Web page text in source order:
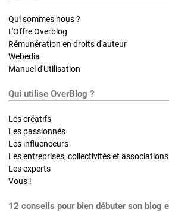
Qui sommes nous ?
L'Offre Overblog
Rémunération en droits d'auteur
Webedia
Manuel d'Utilisation
Qui utilise OverBlog ?
Les créatifs
Les passionnés
Les influenceurs
Les entreprises, collectivités et associations
Les experts
Vous !
12 conseils pour bien débuter son blog